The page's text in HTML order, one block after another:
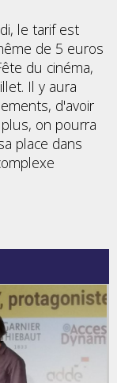
le tarif est
de 5 euros
du cinéma,
Il y aura
d'avoir
on pourra
place dans